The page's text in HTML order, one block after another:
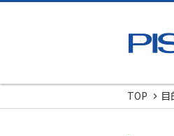
TOP